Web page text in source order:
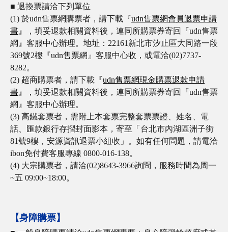
■ 退換票請洽下列單位
(1) 於udn售票網購票者，請下載『udn售票網會員退票申請
書 』，填妥退款相關資料後，連同所購票券寄回『udn售票
網』客服中心辦理。地址：22161新北市汐止區大同路一段
369號2樓『udn售票網』客服中心收，或電洽(02)7737-
8282。
(2) 超商購票者，請下載『udn售票網現金購票退款申請
書 』，填妥退款相關資料後，連同所購票券寄回『udn售票
網』客服中心辦理。
(3) 高鐵套票者，需附上本套票完整套票票證、姓名、電
話、匯款銀行存摺封面影本，寄至「台北市內湖區洲子街
81號9樓，安源資訊退票小組收」。如有任何問題，請電洽
ibon免付費客服專線 0800-016-138。
(4) 大宗購票者，請洽(02)8643-3966詢問，服務時間為周一
~五 09:00~18:00。
【身障購票】